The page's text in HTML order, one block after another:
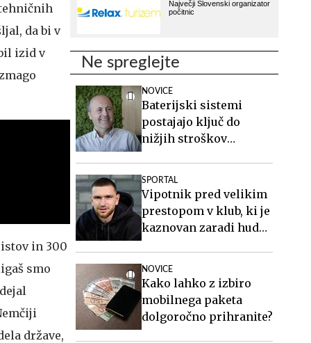
da bi v
izid v
in 300
smo
države,
Ne spreglejte
NOVICE
Baterijski sistemi
postajajo ključ do
nižjih stroškov
SPORTAL
Vipotnik pred velikim
prestopom v klub, ki je
kaznovan zaradi hude
NOVICE
Kako lahko z izbiro
mobilnega paketa
dolgoročno prihranite?